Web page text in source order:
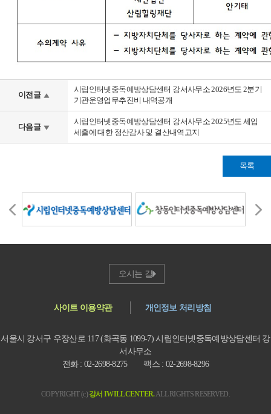
이전글
시립인터넷중독예방상담센터 강서사무소 2026년도 2분기
기관운영업무추진비 내역공개
다음글
시립인터넷중독예방상담센터 강서사무소 2025년도 세입
세출에 대한 정산감사 및 결산내역고지
목록
오시는 길
사이트 이용약관 개인정보 처리방침
서울시 강서구 우장산로 117 (화곡동 1099-7) 시립인터넷중독예방상담센터 강
서사무소
전화 : 02-2698-8275 팩스 : 02-2698-8296
COPYRIGHT (c)강서 IWILLCENTER.ALL RIGHTS RESERVED.